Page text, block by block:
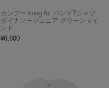
カンフー kung fu. バンドTシャツ
ダイナソージュニア グリーンマイ
ンド
¥6,600